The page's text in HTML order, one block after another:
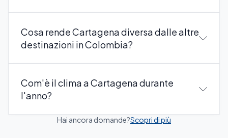
Cosa rende Cartagena diversa dalle altre
destinazioni in Colombia?
Com'è il clima a Cartagena durante
l'anno?
Hai ancora domande?Scopri di più